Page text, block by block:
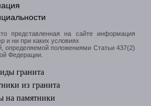
представленная на сайте информация
и ни при каких условиях
определяемой положениями Статьи 437(2)
Федерации.
гранита
из гранита
на памятники